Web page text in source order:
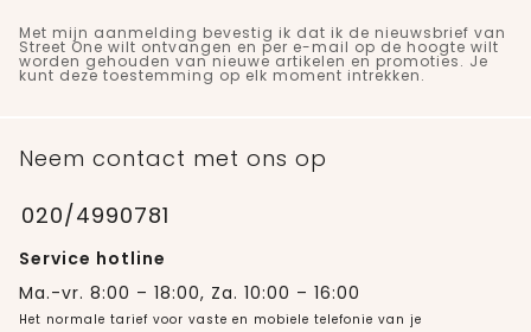
Met mijn aanmelding bevestig ik dat ik de nieuwsbrief van
Street One wilt ontvangen en per e-mail op de hoogte wilt
worden gehouden van nieuwe artikelen en promoties. Je
kunt deze toestemming op elk moment intrekken.
Neem contact met ons op
020/4990781
Service hotline
Ma.-vr. 8:00 – 18:00, Za. 10:00 – 16:00
Het normale tarief voor vaste en mobiele telefonie van je